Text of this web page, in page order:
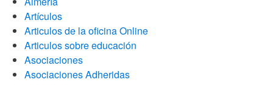
Artículos
Articulos de la oficina Online
Articulos sobre educación
Asociaciones
Asociaciones Adheridas